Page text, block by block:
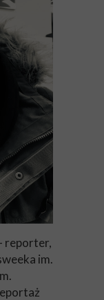
reporter,
im.